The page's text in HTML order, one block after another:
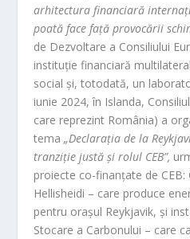
arhitectura financiară
poată face față provocării
de Dezvoltare a Consiliului
instituție financiară
social și, totodată, un
iunie 2024, în Islanda,
care reprezint România) a
tema„Declarația de la
tranziție justă și rolul CEB”,
proiecte co-finanțate de
Hellisheidi – care produce
pentru orașul Reykjavik, și
Stocare a Carbonului – care